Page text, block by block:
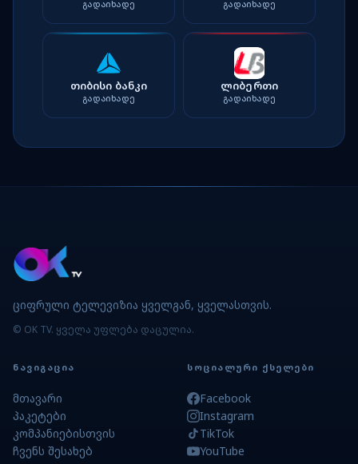
ᲒᲐᲓᲐᲘᲮᲐᲓᲔ ᲒᲐᲓᲐᲘᲮᲐᲓᲔ
თიბისი ბანკი
ᲒᲐᲓᲐᲘᲮᲐᲓᲔ
ლიბერთი
ᲒᲐᲓᲐᲘᲮᲐᲓᲔ
ციფრული ტელევიზია ყველგან, ყველასთვის.
© OK TV. ყველა უფლება დაცულია.
ᲜᲐᲕᲘᲒᲐᲪᲘᲐ
მთავარი
პაკეტები
კომპანიებისთვის
ჩვენს შესახებ
ᲡᲝᲪᲘᲐᲚᲣᲠᲘ ᲥᲡᲔᲚᲔᲑᲘ
Facebook
Instagram
TikTok
YouTube